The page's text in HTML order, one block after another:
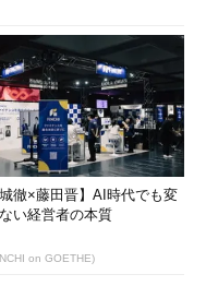
に付けていくことができ
、まさに「最初から最後
者に使われ」「その企業
づくり」のだいご味を十
ターネット系エンジニア
けに、求人企業側も
を拡大し、お金を稼げる
。
城徹×藤田晋】AI時代でも変
い経営者の本質
on GOETHE)